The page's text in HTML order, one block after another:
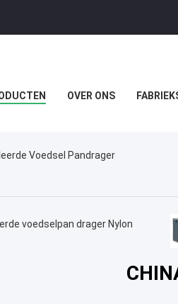
OVER ONS
Voedsel Pandrager
voedselpan drager Nylon